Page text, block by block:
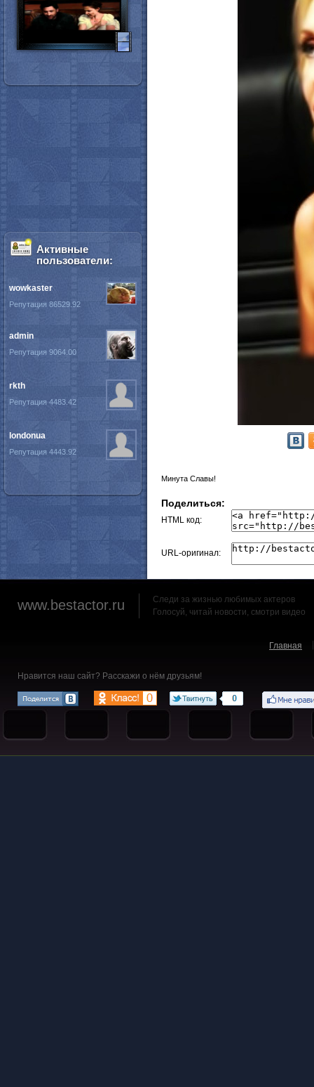
Минута Славы!
Поделиться:
HTML код:
URL-оригинал:
Активные
пользователи:
wowkaster
Репутация 86529.92
admin
Репутация 9064.00
rkth
Репутация 4483.42
londonua
Репутация 4443.92
www.bestactor.ru
Следи за жизнью любимых актеров
Голосуй, читай новости, смотри видео
Главная
Нравится наш сайт? Расскажи о нём друзьям!